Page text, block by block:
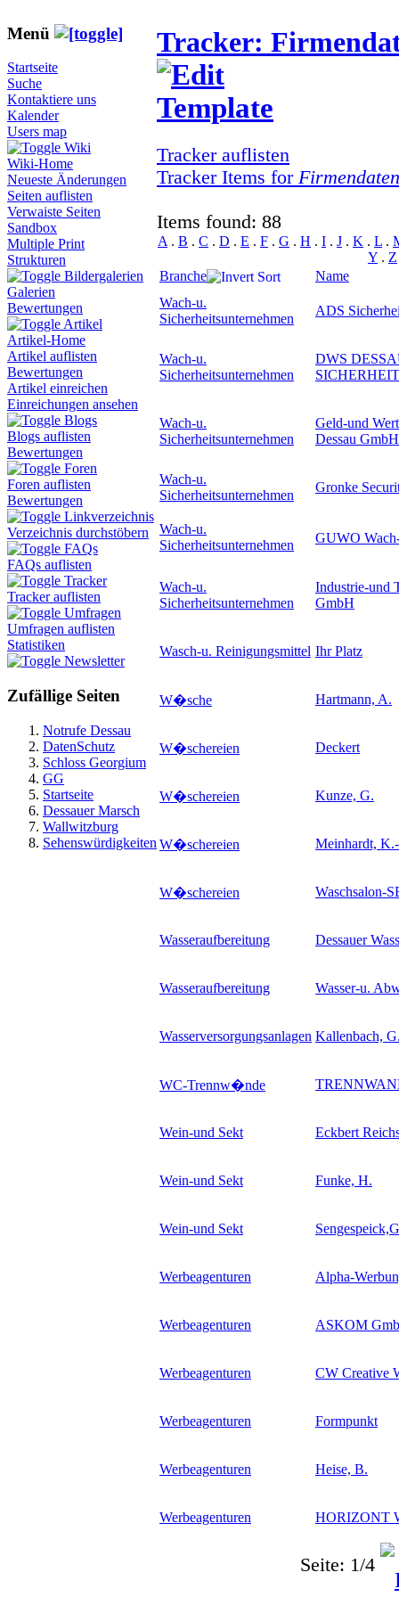
Menü
Startseite
Suche
Kontaktiere uns
Kalender
Users map
Wiki
Wiki-Home
Neueste Änderungen
Seiten auflisten
Verwaiste Seiten
Sandbox
Multiple Print
Strukturen
Bildergalerien
Galerien
Bewertungen
Artikel
Artikel-Home
Artikel auflisten
Bewertungen
Artikel einreichen
Einreichungen ansehen
Blogs
Blogs auflisten
Bewertungen
Foren
Foren auflisten
Bewertungen
Linkverzeichnis
Verzeichnis durchstöbern
FAQs
FAQs auflisten
Tracker
Tracker auflisten
Umfragen
Umfragen auflisten
Statistiken
Newsletter
Zufällige Seiten
Notrufe Dessau
DatenSchutz
Schloss Georgium
GG
Startseite
Dessauer Marsch
Wallwitzburg
Sehenswürdigkeiten
Tracker:
Tracker auflisten
Tracker Items for
Items found: 88
A . B . C . D . E . F . G . H . I . J . K . L .
Y . Z
Branche
Name
Wach-u.
Sicherheitsunternehmen
ADS
Wach-u.
Sicherheitsunternehmen
DWS
Wach-u.
Sicherheitsunternehmen
Geld-und
Dessau GmbH
Wach-u.
Sicherheitsunternehmen
Gronke
Wach-u.
Sicherheitsunternehmen
GUWO
Wach-u.
Sicherheitsunternehmen
Industrie-und
GmbH
Wasch-u. Reinigungsmittel Ihr Platz
W�sche Hartmann, A.
W�schereien Deckert
W�schereien Kunze, G.
W�schereien Meinhardt,
W�schereien Waschsalon-
Wasseraufbereitung Dessauer
Wasseraufbereitung Wasser-u.
Wasserversorgungsanlagen Kallenbach,
WC-Trennw�nde
Wein-und Sekt Eckbert
Wein-und Sekt Funke, H.
Wein-und Sekt
Werbeagenturen Alpha-
Werbeagenturen ASKOM
Werbeagenturen CW Creative
Werbeagenturen Formpunkt
Werbeagenturen Heise, B.
Werbeagenturen HORIZONT
Seite: 1/4